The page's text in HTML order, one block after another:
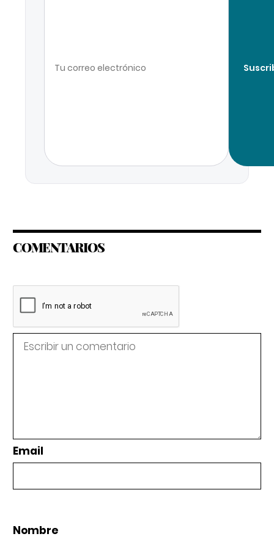
COMENTARIOS
Email
Nombre